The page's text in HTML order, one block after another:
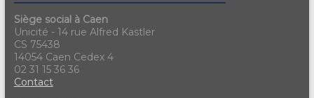
Siège social à Caen
Unicité - 14 rue Alfred Kastler
CS 75438
14054 Caen Cedex 4
02 31 15 36 36
Contact